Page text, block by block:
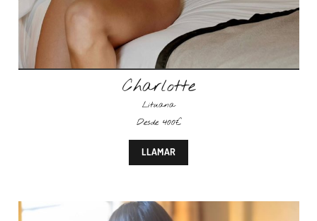
Charlotte
Lituana
Desde 400€
LLAMAR